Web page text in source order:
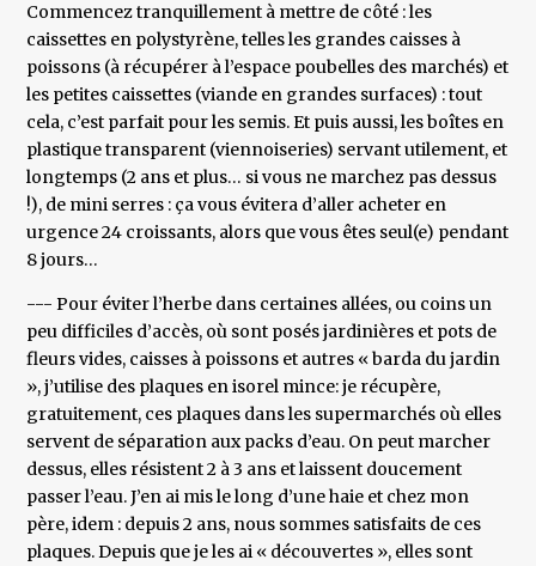
Commencez tranquillement à mettre de côté : les
caissettes en polystyrène, telles les grandes caisses à
poissons (à récupérer à l’espace poubelles des marchés) et
les petites caissettes (viande en grandes surfaces) : tout
cela, c’est parfait pour les semis. Et puis aussi, les boîtes en
plastique transparent (viennoiseries) servant utilement, et
longtemps (2 ans et plus… si vous ne marchez pas dessus
!), de mini serres : ça vous évitera d’aller acheter en
urgence 24 croissants, alors que vous êtes seul(e) pendant
8 jours…
--- Pour éviter l’herbe dans certaines allées, ou coins un
peu difficiles d’accès, où sont posés jardinières et pots de
fleurs vides, caisses à poissons et autres « barda du jardin
», j’utilise des plaques en isorel mince: je récupère,
gratuitement, ces plaques dans les supermarchés où elles
servent de séparation aux packs d’eau. On peut marcher
dessus, elles résistent 2 à 3 ans et laissent doucement
passer l’eau. J’en ai mis le long d’une haie et chez mon
père, idem : depuis 2 ans, nous sommes satisfaits de ces
plaques. Depuis que je les ai « découvertes », elles sont